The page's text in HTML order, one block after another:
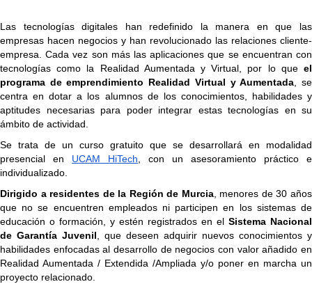
Las tecnologías digitales han redefinido la manera en que las
empresas hacen negocios y han revolucionado las relaciones cliente-
empresa. Cada vez son más las aplicaciones que se encuentran con
tecnologías como la Realidad Aumentada y Virtual, por lo que el
programa de emprendimiento Realidad Virtual y Aumentada , se
centra en dotar a los alumnos de los conocimientos, habilidades y
aptitudes necesarias para poder integrar estas tecnologías en su
ámbito de actividad.
Se trata de un curso gratuito que se desarrollará en modalidad
presencial en UCAM HiTech , con un asesoramiento práctico e
individualizado.
Dirigido a residentes de la Región de Murcia, menores de 30 años
que no se encuentren empleados ni participen en los sistemas de
educación o formación, y estén registrados en el Sistema Nacional
de Garantía Juvenil , que deseen adquirir nuevos conocimientos y
habilidades enfocadas al desarrollo de negocios con valor añadido en
Realidad Aumentada / Extendida /Ampliada y/o poner en marcha un
proyecto relacionado.